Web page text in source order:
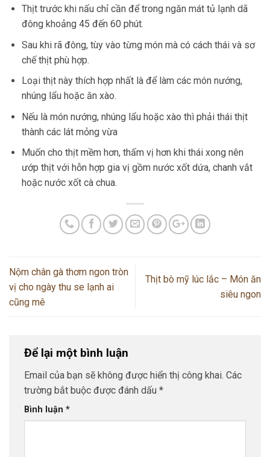
Thịt trước khi nấu chỉ cần để trong ngăn mát tủ lạnh dã
đông khoảng 45 đến 60 phút.
Sau khi rã đông, tùy vào từng món mà có cách thái và sơ
chế thịt phù hợp.
Loại thịt này thích hợp nhất là để làm các món nướng,
nhúng lẩu hoặc ăn xào.
Nếu là món nướng, nhúng lẩu hoặc xào thì phải thái thịt
thành các lát mỏng vừa
Muốn cho thịt mềm hơn, thấm vị hơn khi thái xong nên
ướp thịt với hỗn hợp gia vị gồm nước xốt dứa, chanh vắt
hoặc nước xốt cà chua.
Nộm chân gà thơm ngon tròn
vị cho ngày thu se lạnh ai
cũng mê
Thịt bò mỹ lúc lắc – Món ăn
siêu ngon
Để lại một bình luận
Email của bạn sẽ không được hiển thị công khai. Các
trường bắt buộc được đánh dấu *
Bình luận *